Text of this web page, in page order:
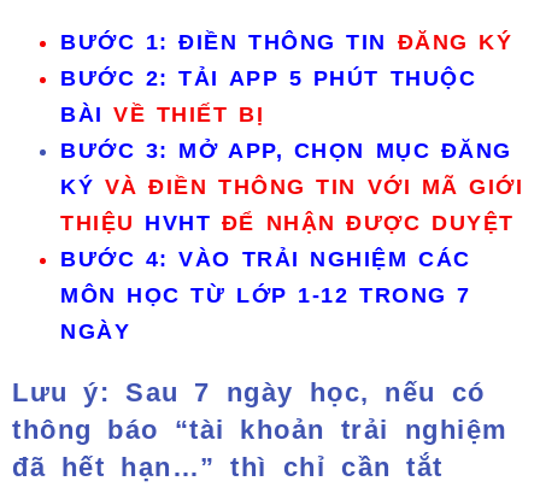
BƯỚC 1: ĐIỀN THÔNG TIN ĐĂNG KÝ
BƯỚC 2: TẢI APP 5 PHÚT THUỘC
BÀI VỀ THIẾT BỊ
BƯỚC 3: MỞ APP, CHỌN MỤC ĐĂNG
KÝ VÀ ĐIỀN THÔNG TIN VỚI MÃ GIỚI
THIỆU HVHT ĐỂ NHẬN ĐƯỢC DUYỆT
BƯỚC 4: VÀO TRẢI NGHIỆM CÁC
MÔN HỌC TỪ LỚP 1-12 TRONG 7
NGÀY
Lưu ý: Sau 7 ngày học, nếu có
thông báo “tài khoản trải nghiệm
đã hết hạn…” thì chỉ cần tắt